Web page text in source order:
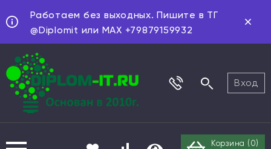
Работаем без выходных. Пишите в ТГ
@Diplomit или MAX +79879159932
Вход
Корзина ( 0)